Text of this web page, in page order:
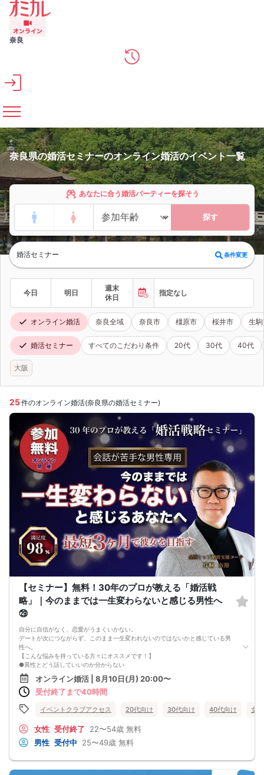
メインコンテンツへスキップ
奈良
奈良県の婚活セミナーのオンライン婚活のイベント一覧
あなたに合う婚活パーティーを探そう
探す
婚活セミナー 条件変更
今日 明日
週末
休日
指定なし
オンライン婚活 奈良全域 奈良市 橿原市 桜井市 生
婚活セミナー すべてのこだわり条件 20代 30代 40代
大阪
25件のオンライン婚活(奈良県の婚活セミナー)
【セミナー】無料！30年のプロが教える「婚活戦
略」｜今のままでは一生変わらないと感じる男性へ
㉙
自分に自信がなく、恋愛がうまくいかない。
デートが次につながらず、このまま一生変われないのではないかと感じている男
性へ。
【こんな悩みを持っている方々にオススメです！】
●異性とどう話していいのか分からない
●婚活パーティー、合コンで上手くいかない
●デートやお見合いが２回目につながらない
●今のままでは一生変わらない気がする
恋愛経験が少なくても大丈夫です。
恋愛・婚活の具体的な方法をお伝えします。
【婚活戦略セミナーで得られるメリットは！】
●休日に彼女と楽しくデートできる自分を目指せる
●婚活パーティーやマッチングアプリで結果を出せるようになる
●異性とのコミュニケーションのポイントが理解できる
オンライン婚活 | 8月10日(月) 20:00〜
受付終了まで40時間
イベントクラブアクセス 20代向け 30代向け 40代向け 女
女性 受付終了 22〜54歳 無料
男性 受付中 25〜49歳 無料